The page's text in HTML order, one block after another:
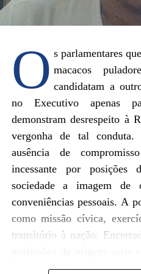
O s parlamentares
macacos
candidatam a
no Executivo apenas
demonstram desrespeito à
vergonha de tal conduta.
ausência de
incessante por posições
sociedade a imagem de
conveniências pessoais. A
como missão cívica,
transitório à nação.
da vida pública.